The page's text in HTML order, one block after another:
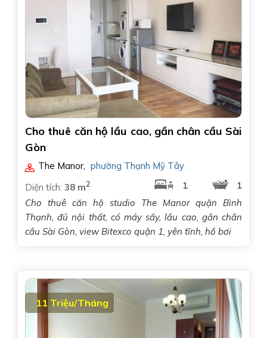
Cho thuê căn hộ lầu cao, gần chân cầu Sài
Gòn
The Manor
phường Thạnh Mỹ Tây
Diện tích: 38 m2 1
1
Cho thuê căn hộ studio The Manor quận Bình
Thạnh, đủ nội thất, có máy sấy, lầu cao, gần chân
cầu Sài Gòn, view Bitexco quận 1, yên tĩnh, hồ bơi
11 Triệu/Tháng